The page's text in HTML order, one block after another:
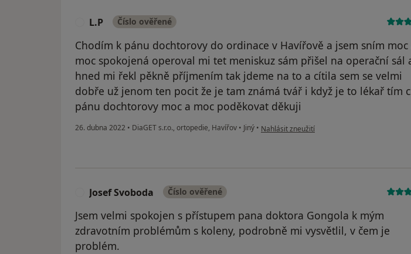
L.P Číslo ověřené
Chodím k pánu dochtorovy do ordinace v Havířově a jsem sním moc
moc spokojená operoval mi tet meniskuz sám přišel na operační sál
hned mi řekl pěkně příjmením tak jdeme na to a cítila sem se velmi
dobře už jenom ten pocit že je tam známá tvář i když je to lékař tím
pánu dochtorovy moc a moc poděkovat děkuji
26. dubna 2022 • DiaGET s.r.o., ortopedie, Havířov • Jiný • podle názoru uživatele L.P
Nahlásit zneužití
Josef Svoboda Číslo ověřené
Jsem velmi spokojen s přístupem pana doktora Gongola k mým
zdravotním problémům s koleny, podrobně mi vysvětlil, v čem je
problém.